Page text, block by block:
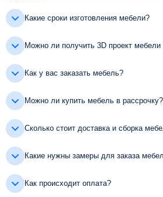
Какие сроки изготовления мебели?
Можно ли получить 3D проект мебели
Как у вас заказать мебель?
Можно ли купить мебель в рассрочку?
Сколько стоит доставка и сборка
Какие нужны замеры для заказа
Как происходит оплата?